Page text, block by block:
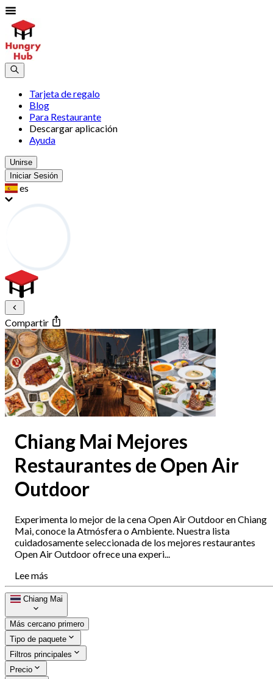
Tarjeta de regalo
Blog
Para Restaurante
Descargar aplicación
Ayuda
Unirse
Iniciar Sesión
es
Compartir
Chiang Mai Mejores
Restaurantes de Open Air
Outdoor
Experimenta lo mejor de la cena Open Air Outdoor en Chiang
Mai, conoce la Atmósfera o Ambiente. Nuestra lista
cuidadosamente seleccionada de los mejores restaurantes
Open Air Outdoor ofrece una experi...
Lee más
Chiang Mai
Más cercano primero
Tipo de paquete
Filtros principales
Precio